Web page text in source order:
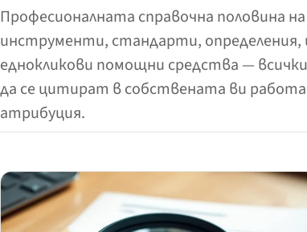
Професионалната справочна половина
инструменти, стандарти, определения,
еднокликови помощни средства —
да се цитират в собствената ви
атрибуция.